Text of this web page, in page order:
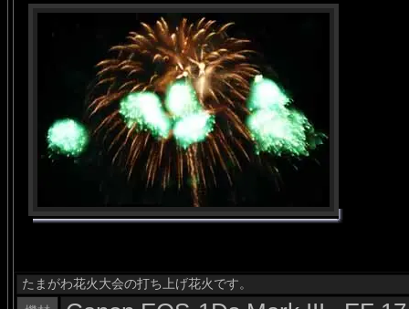
たまがわ花火大会の打ち上げ花火です。